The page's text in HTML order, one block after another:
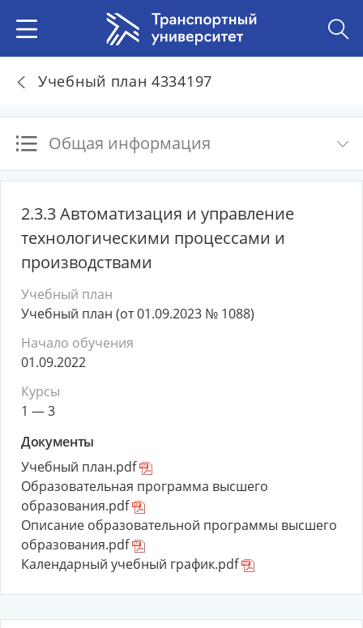
Учебный план 4334197
Общая информация
2.3.3 Автоматизация и управление
технологическими процессами и
производствами
Учебный план
Учебный план (от 01.09.2023 № 1088)
Начало обучения
01.09.2022
Курсы
1 — 3
Документы
Учебный план.pdf
Образовательная программа высшего
образования.pdf
Описание образовательной программы высшего
образования.pdf
Календарный учебный график.pdf